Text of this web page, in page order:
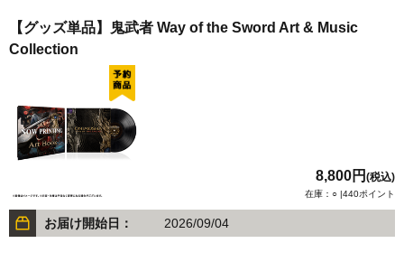
【グッズ単品】鬼武者 Way of the Sword Art & Music
Collection
8,800円 (税込)
在庫：○ |440ポイント
お届け開始日： 2026/09/04